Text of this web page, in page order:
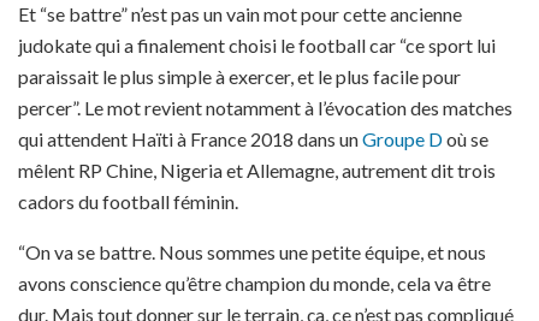
Et “se battre” n’est pas un vain mot pour cette ancienne
judokate qui a finalement choisi le football car “ce sport lui
paraissait le plus simple à exercer, et le plus facile pour
percer”. Le mot revient notamment à l’évocation des matches
qui attendent Haïti à France 2018 dans unGroupe Doù se
mêlent RP Chine, Nigeria et Allemagne, autrement dit trois
cadors du football féminin.
“On va se battre. Nous sommes une petite équipe, et nous
avons conscience qu’être champion du monde, cela va être
dur. Mais tout donner sur le terrain, ça, ce n’est pas compliqué